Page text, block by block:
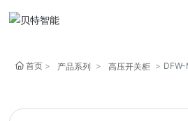
首页
首页 产品系列 高压开关柜 DFW-